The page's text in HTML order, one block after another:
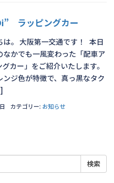
ラッピングカー
は。 大阪第一交通です！ 本日
なかでも一風変わった「配車ア
カー」をご紹介いたします。
ジ色が特徴で、真っ黒なタク
カテゴリー: お知らせ